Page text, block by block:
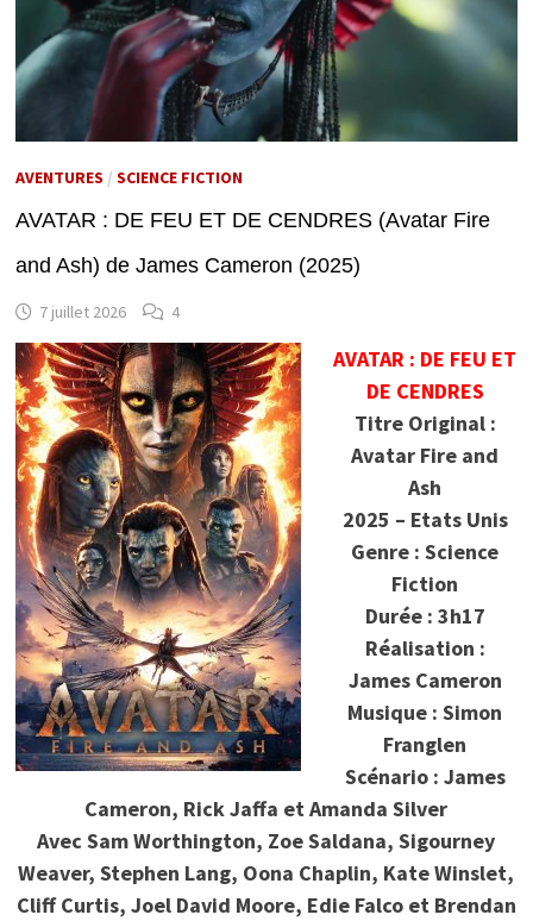
AVENTURES / SCIENCE FICTION
AVATAR : DE FEU ET DE CENDRES (Avatar Fire
and Ash) de James Cameron (2025)
7 juillet 2026 4
AVATAR : DE FEU ET
DE CENDRES
Titre Original :
Avatar Fire and
Ash
2025 – Etats Unis
Genre : Science
Fiction
Durée : 3h17
Réalisation :
James Cameron
Musique : Simon
Franglen
Scénario : James
Cameron, Rick Jaffa et Amanda Silver
Avec Sam Worthington, Zoe Saldana, Sigourney
Weaver, Stephen Lang, Oona Chaplin, Kate Winslet,
Cliff Curtis, Joel David Moore, Edie Falco et Brendan